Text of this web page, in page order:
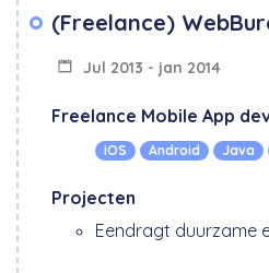
(Freelance)
Jul 2013 - jan 2014
Freelance Mobile App
iOS Android Java
Projecten
Eendragt duurzame